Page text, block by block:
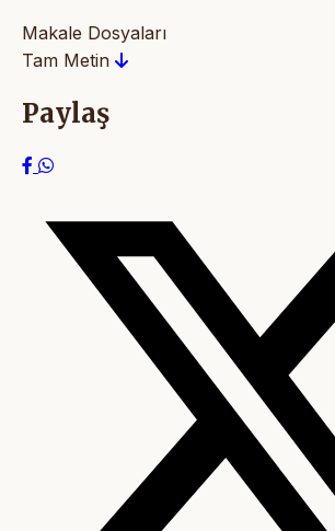
Makale Dosyaları
Tam Metin
Paylaş